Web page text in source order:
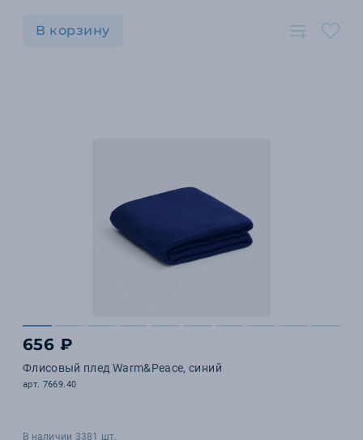
В корзину
656 ₽
Флисовый плед Warm&Peace, синий
арт. 7669.40
В наличии 3381 шт.